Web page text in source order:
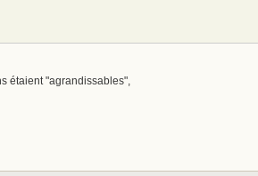
étaient "agrandissables",